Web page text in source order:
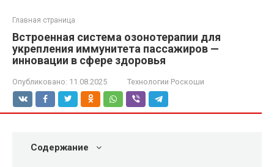
Главная страница
Встроенная система озонотерапии для
укрепления иммунитета пассажиров —
инновации в сфере здоровья
Опубликовано: 11.08.2025 Технологии Роскоши
Содержание